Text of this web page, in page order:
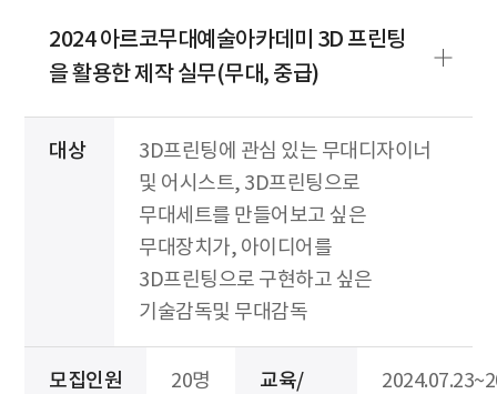
2024 아르코무대예술아카데미 3D 프린팅
을 활용한 제작 실무(무대, 중급)
대상
3D프린팅에 관심 있는 무대디자이너
및 어시스트, 3D프린팅으로
무대세트를 만들어보고 싶은
무대장치가, 아이디어를
3D프린팅으로 구현하고 싶은
기술감독및 무대감독
모집인원 20명
교육/